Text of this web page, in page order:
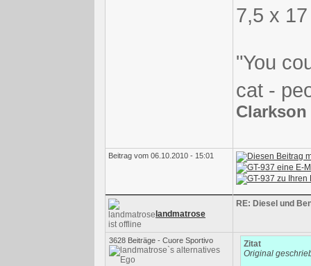
7,5 x
"You
cat -
Clarkson
Beitrag vom 06.10.2010 - 15:01
landmatrose
RE: Diesel und
3628 Beiträge - Cuore Sportivo
Zitat
Original